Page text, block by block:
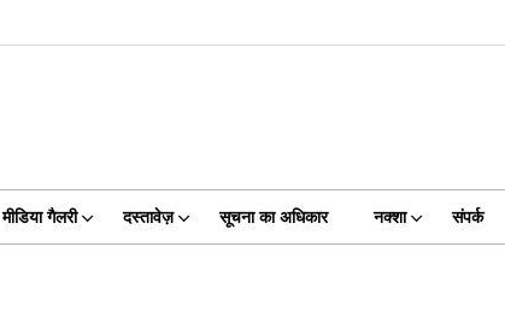
मीडिया गैलरी दस्तावेज़ सूचना का अधिकार नक्शा संपर्क